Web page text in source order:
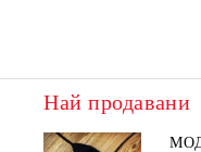
Най продавани